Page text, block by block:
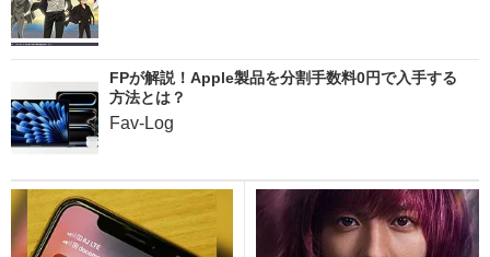
FPが解説！Apple製品を分割手数料0円で入手する
方法とは？
Fav-Log